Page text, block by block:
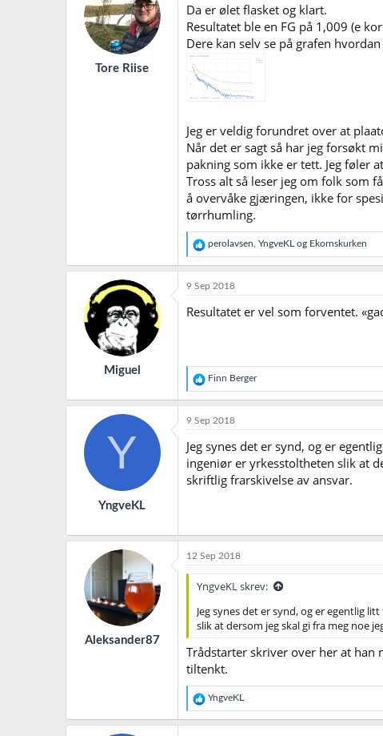
o
n
e
r
Tore Riise
Da er ølet flasket og klart.
Resultatet ble en FG på 1,009 (e
Dere kan selv se på grafen
Jeg er veldig forundret over at
Når det er sagt så har jeg forsøkt
pakning som ikke er tett. Jeg føler
Tross alt så leser jeg om folk som
å overvåke gjæringen, ikke for
tørrhumling.
R
e
a
o
perolavsen YngveKL og Ekornskurken
Miguel
9 Sep 2018
Resultatet er vel som forventet.
R
e
a
o
n
e
Finn Berger
Y
YngveKL
9 Sep 2018
Jeg synes det er synd, og er
ingeniør er yrkesstoltheten slik at
skriftlig frarskivelse av ansvar.
Aleksander87
12 Sep 2018
YngveKL skrev:
Jeg synes det er synd, og er egentlig
slik at dersom jeg skal gi fra meg noe
Trådstarter skriver over her at
tiltenkt.
R
e
a
YngveKL